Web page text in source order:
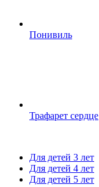
Понивиль
Трафарет сердце
Для детей 3 лет
Для детей 4 лет
Для детей 5 лет